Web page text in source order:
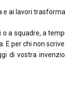
e ai lavori
a squadre, a
E per chi non
di vostra